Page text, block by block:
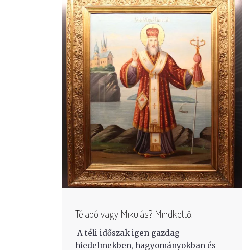
Télapó vagy Mikulás? Mindkettő!
A téli időszak igen gazdag
hiedelmekben, hagyományokban és